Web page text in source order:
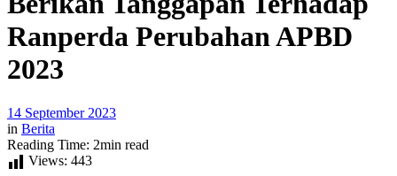
Ranperda Perubahan APBD
2023
14 September 2023
in Berita
Reading Time: 2min read
Views: 443